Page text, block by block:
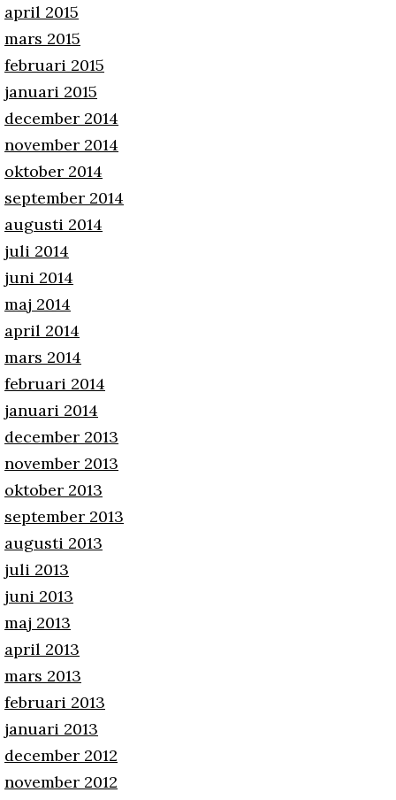
april 2015
mars 2015
februari 2015
januari 2015
december 2014
november 2014
oktober 2014
september 2014
augusti 2014
juli 2014
juni 2014
maj 2014
april 2014
mars 2014
februari 2014
januari 2014
december 2013
november 2013
oktober 2013
september 2013
augusti 2013
juli 2013
juni 2013
maj 2013
april 2013
mars 2013
februari 2013
januari 2013
december 2012
november 2012